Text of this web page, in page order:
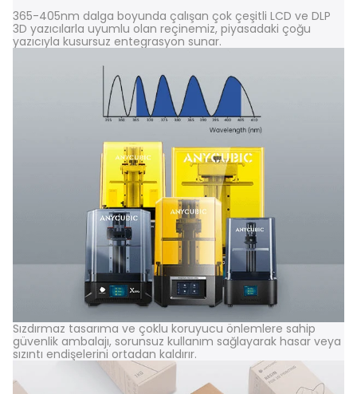
365-405nm dalga boyunda çalışan çok çeşitli LCD ve DLP
3D yazıcılarla uyumlu olan reçinemiz, piyasadaki çoğu
yazıcıyla kusursuz entegrasyon sunar.
Sızdırmaz tasarıma ve çoklu koruyucu önlemlere sahip
güvenlik ambalajı, sorunsuz kullanım sağlayarak hasar veya
sızıntı endişelerini ortadan kaldırır.